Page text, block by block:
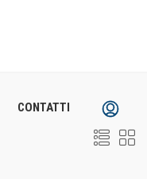
CONTATTI